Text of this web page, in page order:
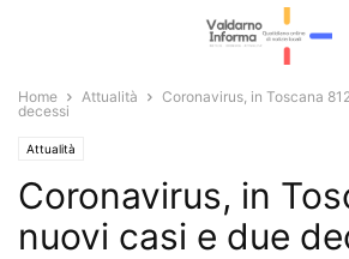
Home Attualità
Coronavirus, in Toscana
decessi
Attualità
Coronavirus, in
nuovi casi e due